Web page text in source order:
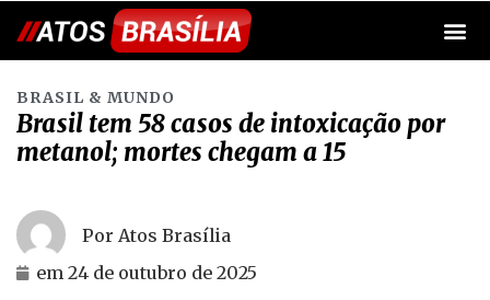
BRASIL & MUNDO
Brasil tem 58 casos de intoxicação por
metanol; mortes chegam a 15
Por Atos Brasília
em 24 de outubro de 2025